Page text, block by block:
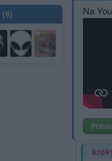
(6) Na